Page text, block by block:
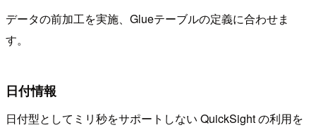
データの前加工を実施、Glueテーブルの定義に合わせま
す。
日付情報
日付型としてミリ秒をサポートしない QuickSight の利用を